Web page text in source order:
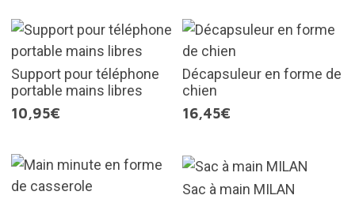
Support pour téléphone
portable mains libres
10,95€
Décapsuleur en forme de
chien
16,45€
Sac à main MILAN